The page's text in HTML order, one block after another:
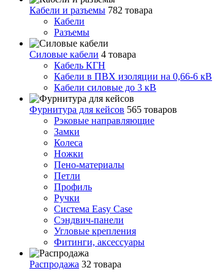
Кабели и разъемы 782 товара
Кабели
Разъемы
Силовые кабели 4 товара
Кабель КГН
Кабели в ПВХ изоляции на 0,66-6 кВ
Кабели силовые до 3 кВ
Фурнитура для кейсов 565 товаров
Рэковые направляющие
Замки
Колеса
Ножки
Пено-материалы
Петли
Профиль
Ручки
Система Easy Case
Сэндвич-панели
Угловые крепления
Фитинги, аксессуары
Распродажа 32 товара